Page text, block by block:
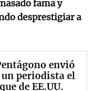
fama y
desprestigiar a
envió
periodista el
de EE.UU.